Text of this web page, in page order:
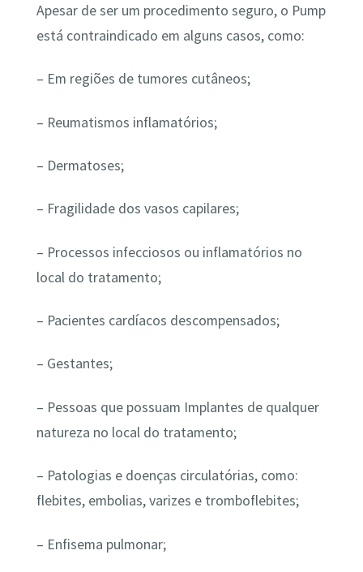
Apesar de ser um procedimento seguro, o Pump
está contraindicado em alguns casos, como:
– Em regiões de tumores cutâneos;
– Reumatismos inflamatórios;
– Dermatoses;
– Fragilidade dos vasos capilares;
– Processos infecciosos ou inflamatórios no
local do tratamento;
– Pacientes cardíacos descompensados;
– Gestantes;
– Pessoas que possuam Implantes de qualquer
natureza no local do tratamento;
– Patologias e doenças circulatórias, como:
flebites, embolias, varizes e tromboflebites;
– Enfisema pulmonar;